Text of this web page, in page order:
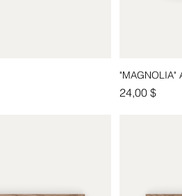
"MAGNOLIA"
Prix
24,00 $